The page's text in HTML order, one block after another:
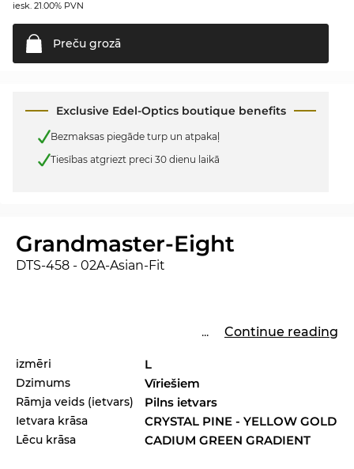
iesk. 21.00% PVN
Preču grozā
Exclusive Edel-Optics boutique benefits
Bezmaksas piegāde turp un atpakaļ
Tiesības atgriezt preci 30 dienu laikā
Grandmaster-Eight
DTS-458 - 02A-Asian-Fit
... Continue reading
izmēri L
Dzimums Vīriešiem
Rāmja veids (ietvars) Pilns ietvars
Ietvara krāsa CRYSTAL PINE - YELLOW GOLD
Lēcu krāsa CADIUM GREEN GRADIENT